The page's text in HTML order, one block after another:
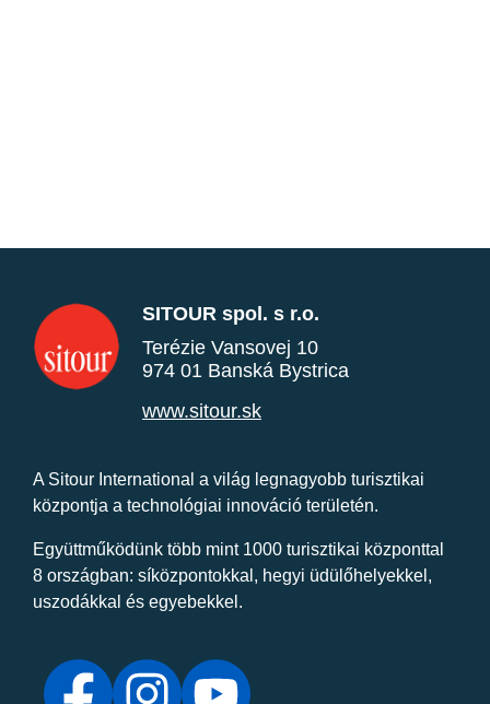
SITOUR spol. s r.o.
Terézie Vansovej 10
974 01 Banská Bystrica
www.sitour.sk
A Sitour International a világ legnagyobb turisztikai
központja a technológiai innováció területén.
Együttműködünk több mint 1000 turisztikai központtal
8 országban: síközpontokkal, hegyi üdülőhelyekkel,
uszodákkal és egyebekkel.